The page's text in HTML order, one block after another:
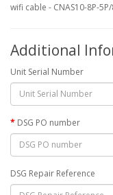
wifi cable - CNAS10-8P-
Additional
Unit Serial Number
DSG PO number
DSG Repair Reference